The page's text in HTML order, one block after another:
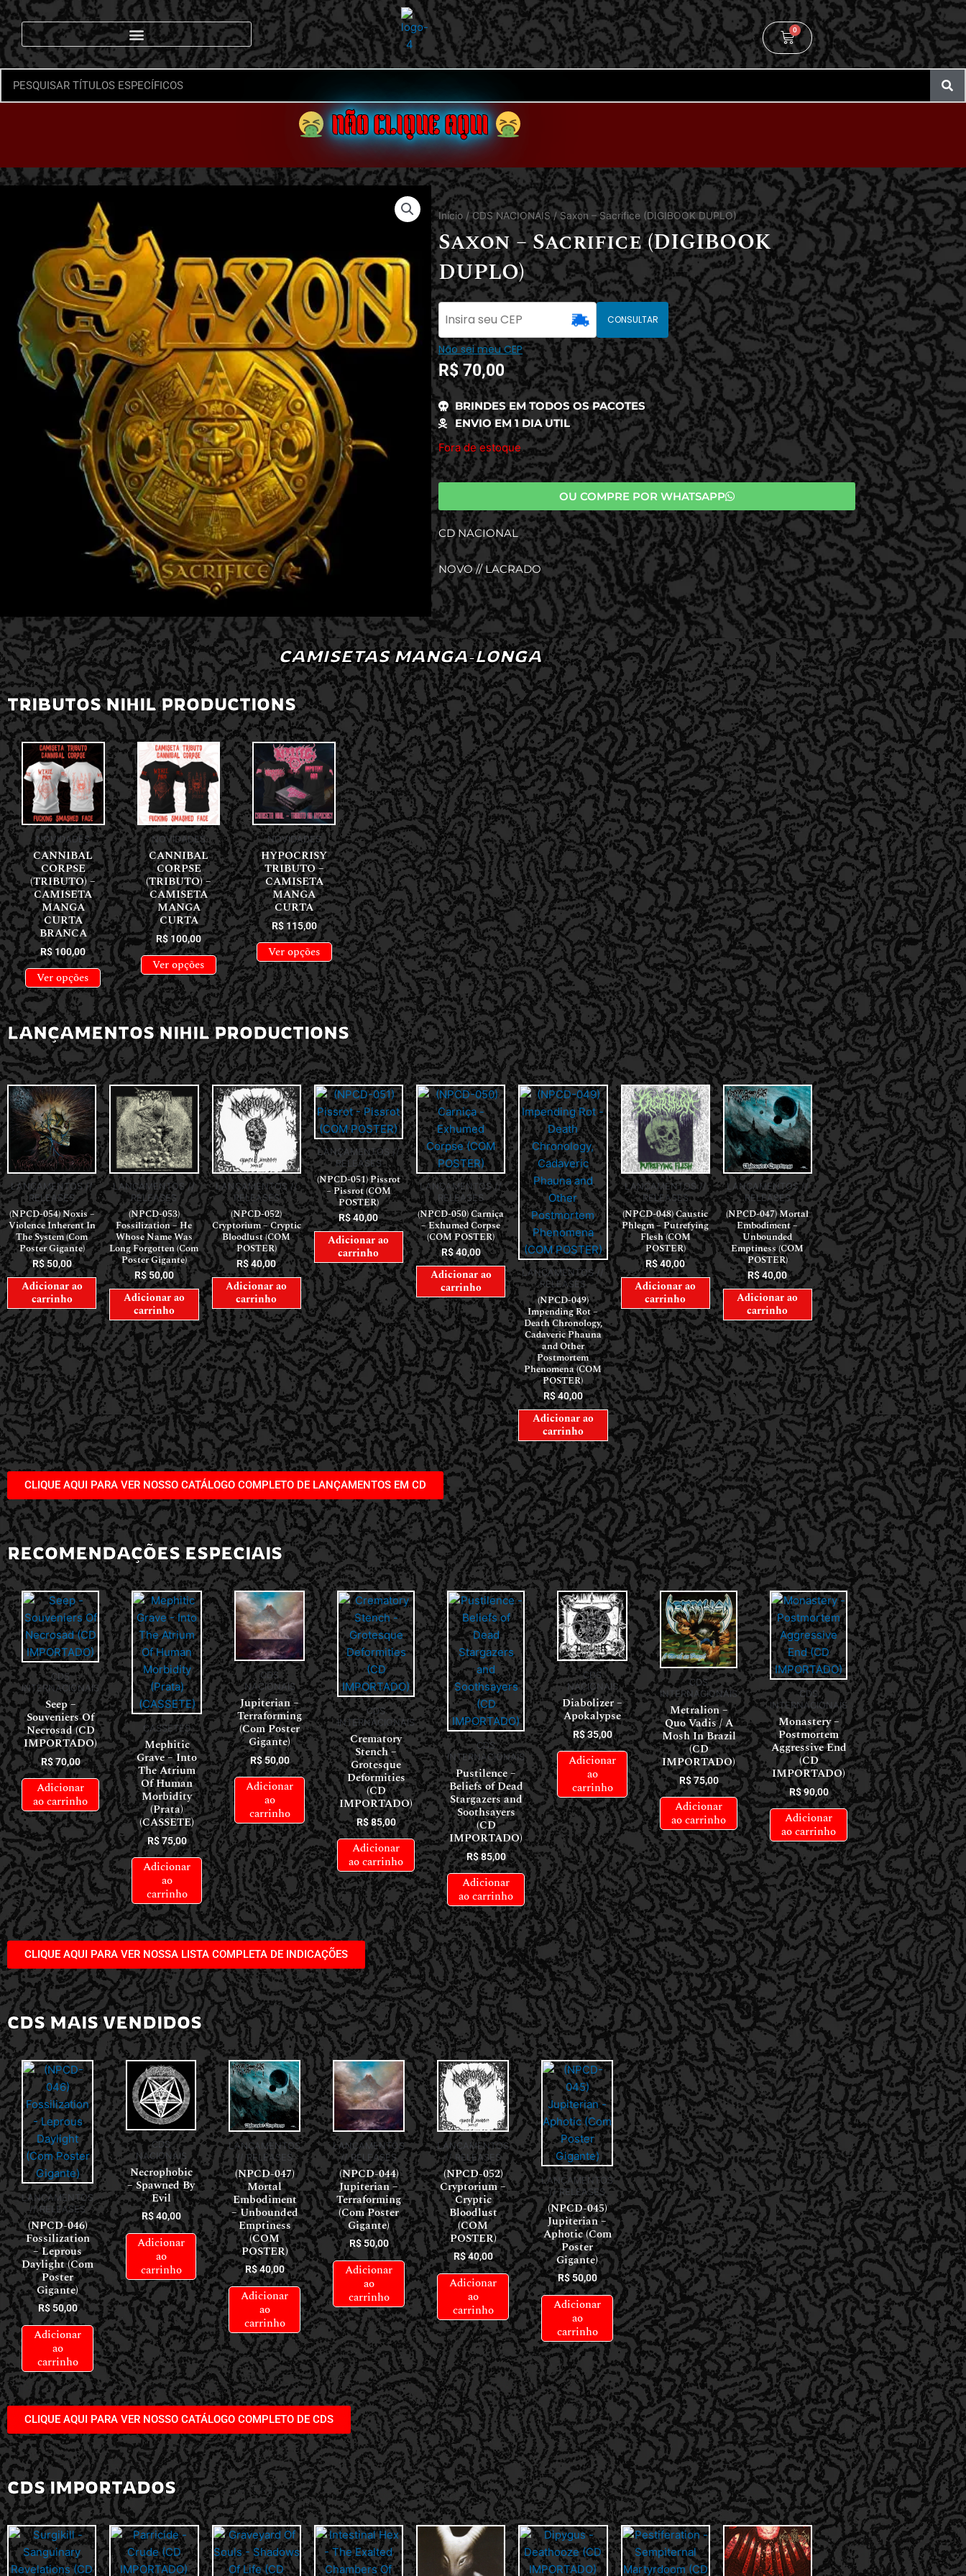
0
NÃO CLIQUE AQUI
Início /CDS NACIONAIS/ Saxon – Sacrifice (DIGIBOOK DUPLO)
Saxon – Sacrifice (DIGIBOOK
DUPLO)
CONSULTAR
Não sei meu CEP
R$70,00
BRINDES EM TODOS OS PACOTES
ENVIO EM 1 DIA UTIL
Fora de estoque
OU COMPRE POR WHATSAPP
CD NACIONAL
NOVO // LACRADO
CAMISETAS MANGA-LONGA
TRIBUTOS NIHIL PRODUCTIONS
NOVIDADES
CANNIBAL
CORPSE
(TRIBUTO) –
CAMISETA
MANGA
CURTA
BRANCA
R$100,00
Ver opções
NOVIDADES
CANNIBAL
CORPSE
(TRIBUTO) –
CAMISETA
MANGA
CURTA
R$100,00
Ver opções
NOVIDADES
HYPOCRISY
TRIBUTO –
CAMISETA
MANGA
CURTA
R$115,00
Ver opções
LANÇAMENTOS NIHIL PRODUCTIONS
LANÇAMENTOS //
RELEASES
(NPCD-054) Noxis –
Violence Inherent In
The System (Com
Poster Gigante)
R$50,00
Adicionar ao
carrinho
LANÇAMENTOS //
RELEASES
(NPCD-053)
Fossilization – He
Whose Name Was
Long Forgotten (Com
Poster Gigante)
R$50,00
Adicionar ao
carrinho
LANÇAMENTOS //
RELEASES
(NPCD-052)
Cryptorium – Cryptic
Bloodlust (COM
POSTER)
R$40,00
Adicionar ao
carrinho
LANÇAMENTOS //
RELEASES
(NPCD-051) Pissrot
– Pissrot (COM
POSTER)
R$40,00
Adicionar ao
carrinho
LANÇAMENTOS //
RELEASES
(NPCD-050) Carniça
– Exhumed Corpse
(COM POSTER)
R$40,00
Adicionar ao
carrinho
LANÇAMENTOS //
RELEASES
(NPCD-049)
Impending Rot –
Death Chronology,
Cadaveric Phauna
and Other
Postmortem
Phenomena (COM
POSTER)
R$40,00
Adicionar ao
carrinho
LANÇAMENTOS //
RELEASES
(NPCD-048) Caustic
Phlegm – Putrefying
Flesh (COM
POSTER)
R$40,00
Adicionar ao
carrinho
LANÇAMENTOS //
RELEASES
(NPCD-047) Mortal
Embodiment –
Unbounded
Emptiness (COM
POSTER)
R$40,00
Adicionar ao
carrinho
CLIQUE AQUI PARA VER NOSSO CATÁLOGO COMPLETO DE LANÇAMENTOS EM CD
RECOMENDAÇÕES ESPECIAIS
CDS
INTERNACIONAIS
Seep –
Souveniers Of
Necrosad (CD
IMPORTADO)
R$70,00
Adicionar
ao carrinho
CASSETES
Mephitic
Grave – Into
The Atrium
Of Human
Morbidity
(Prata)
(CASSETE)
R$75,00
Adicionar
ao
carrinho
CDS
NACIONAIS
Jupiterian –
Terraforming
(Com Poster
Gigante)
R$50,00
Adicionar
ao
carrinho
CDS
INTERNACIONAIS
Crematory
Stench –
Grotesque
Deformities
(CD
IMPORTADO)
R$85,00
Adicionar
ao carrinho
CDS
INTERNACIONAIS
Pustilence –
Beliefs of Dead
Stargazers and
Soothsayers
(CD
IMPORTADO)
R$85,00
Adicionar
ao carrinho
CDS
NACIONAIS
Diabolizer –
Apokalypse
R$35,00
Adicionar
ao
carrinho
CDS
INTERNACIONAIS
Metralion –
Quo Vadis / A
Mosh In Brazil
(CD
IMPORTADO)
R$75,00
Adicionar
ao carrinho
CDS
INTERNACIONAIS
Monastery –
Postmortem
Aggressive End
(CD
IMPORTADO)
R$90,00
Adicionar
ao carrinho
CLIQUE AQUI PARA VER NOSSA LISTA COMPLETA DE INDICAÇÕES
CDS MAIS VENDIDOS
LANÇAMENTOS
// RELEASES
(NPCD-046)
Fossilization
– Leprous
Daylight (Com
Poster
Gigante)
R$50,00
Adicionar
ao
carrinho
CDS
NACIONAIS
Necrophobic
– Spawned By
Evil
R$40,00
Adicionar
ao
carrinho
LANÇAMENTOS
// RELEASES
(NPCD-047)
Mortal
Embodiment
– Unbounded
Emptiness
(COM
POSTER)
R$40,00
Adicionar
ao
carrinho
LANÇAMENTOS
// RELEASES
(NPCD-044)
Jupiterian –
Terraforming
(Com Poster
Gigante)
R$50,00
Adicionar
ao
carrinho
LANÇAMENTOS
// RELEASES
(NPCD-052)
Cryptorium –
Cryptic
Bloodlust
(COM
POSTER)
R$40,00
Adicionar
ao
carrinho
LANÇAMENTOS
// RELEASES
(NPCD-045)
Jupiterian –
Aphotic (Com
Poster
Gigante)
R$50,00
Adicionar
ao
carrinho
CLIQUE AQUI PARA VER NOSSO CATÁLOGO COMPLETO DE CDS
CDS IMPORTADOS